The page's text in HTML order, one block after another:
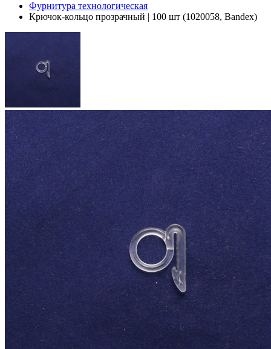
Фурнитура технологическая
Крючок-кольцо прозрачный | 100 шт (1020058, Bandex)